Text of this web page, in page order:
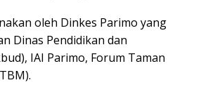
oleh Dinkes Parimo yang
Dinas Pendidikan dan
IAI Parimo, Forum Taman